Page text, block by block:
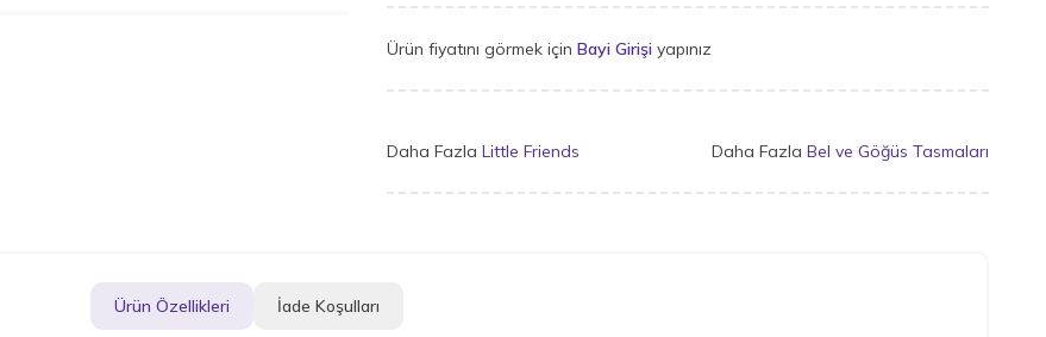
Ürün fiyatını görmek için Bayi Girişi yapınız
Daha Fazla Little Friends Daha Fazla Bel ve Göğüs Tasmaları
Ürün Özellikleri İade Koşulları